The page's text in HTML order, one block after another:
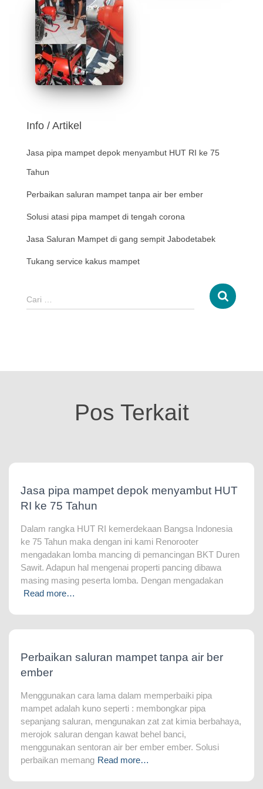
Info / Artikel
Jasa pipa mampet depok menyambut HUT RI ke 75
Tahun
Perbaikan saluran mampet tanpa air ber ember
Solusi atasi pipa mampet di tengah corona
Jasa Saluran Mampet di gang sempit Jabodetabek
Tukang service kakus mampet
Cari …
Pos Terkait
Jasa pipa mampet depok menyambut HUT
RI ke 75 Tahun
Dalam rangka HUT RI kemerdekaan Bangsa Indonesia
ke 75 Tahun maka dengan ini kami Renorooter
mengadakan lomba mancing di pemancingan BKT Duren
Sawit. Adapun hal mengenai properti pancing dibawa
masing masing peserta lomba. Dengan mengadakan
Read more…
Perbaikan saluran mampet tanpa air ber
ember
Menggunakan cara lama dalam memperbaiki pipa
mampet adalah kuno seperti : membongkar pipa
sepanjang saluran, mengunakan zat zat kimia berbahaya,
merojok saluran dengan kawat behel banci,
menggunakan sentoran air ber ember ember. Solusi
perbaikan memang Read more…